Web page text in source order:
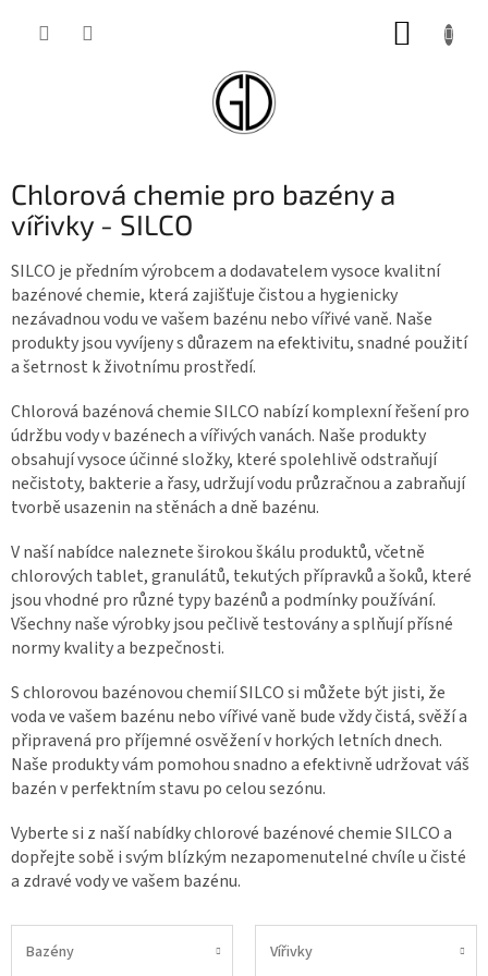
Chlorová chemie pro bazény a
vířivky - SILCO
SILCO je předním výrobcem a dodavatelem vysoce kvalitní
bazénové chemie, která zajišťuje čistou a hygienicky
nezávadnou vodu ve vašem bazénu nebo vířivé vaně. Naše
produkty jsou vyvíjeny s důrazem na efektivitu, snadné použití
a šetrnost k životnímu prostředí.
Chlorová bazénová chemie SILCO nabízí komplexní řešení pro
údržbu vody v bazénech a vířivých vanách. Naše produkty
obsahují vysoce účinné složky, které spolehlivě odstraňují
nečistoty, bakterie a řasy, udržují vodu průzračnou a zabraňují
tvorbě usazenin na stěnách a dně bazénu.
V naší nabídce naleznete širokou škálu produktů, včetně
chlorových tablet, granulátů, tekutých přípravků a šoků, které
jsou vhodné pro různé typy bazénů a podmínky používání.
Všechny naše výrobky jsou pečlivě testovány a splňují přísné
normy kvality a bezpečnosti.
S chlorovou bazénovou chemií SILCO si můžete být jisti, že
voda ve vašem bazénu nebo vířivé vaně bude vždy čistá, svěží a
připravená pro příjemné osvěžení v horkých letních dnech.
Naše produkty vám pomohou snadno a efektivně udržovat váš
bazén v perfektním stavu po celou sezónu.
Vyberte si z naší nabídky chlorové bazénové chemie SILCO a
dopřejte sobě i svým blízkým nezapomenutelné chvíle u čisté
a zdravé vody ve vašem bazénu.
Bazény Vířivky